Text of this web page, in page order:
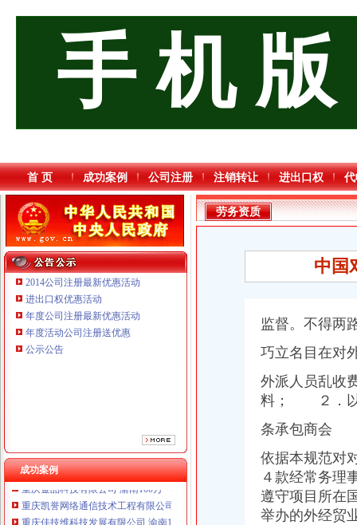
手 机 版
首 页 成功案例 公司注册 注销转让 进出口权
2014公司注册最新优惠活动
进出口权优惠活动
年度公司注册最新优惠活动
年度活动公司注册送优惠
公示公告
成功案例
重庆海谛升进出口贸易有限公司 渝北100万 （进出口权）
重庆逸道医疗器械有限公司
重庆欧氏科技发展有限公司 渝九50万 （进出口权）
重庆市明诚塑料制品有限责任公司 渝高100万 （进出口权）
重庆金品科技有限公司 渝南100万 （进出口权）
重庆凯誉网络通信技术工程有限公司 渝中300万 （工商变更）
重庆佳技维科技发展有限公司 渝南100万 （进出口权）
重庆海谛升进出口贸易有限公司 渝北100万 （进出口权）
劳务资质
中国
监督。不得两
巧立名目在对
外派人员乱收
料； ２．以
条承包商会
依据本规范对
４款经常务理
遵守项目所在
举办的外经贸